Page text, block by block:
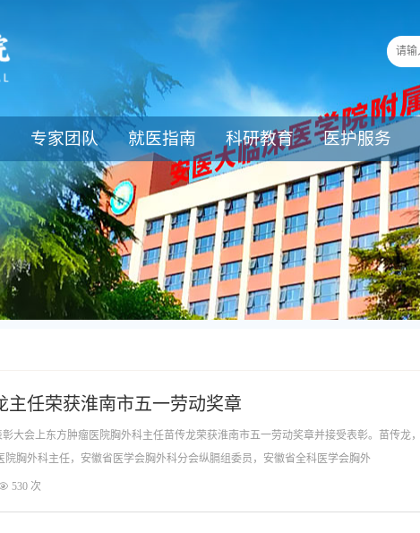
专家团队 就医指南 科研教育 医护服务
主任荣获淮南市五一劳动奖章
大会上东方肿瘤医院胸外科主任苗传龙荣获淮南市五一劳动奖章并接受表彰。苗传龙
胸外科主任，安徽省医学会胸外科分会纵膈组委员，安徽省全科医学会胸外
530 次